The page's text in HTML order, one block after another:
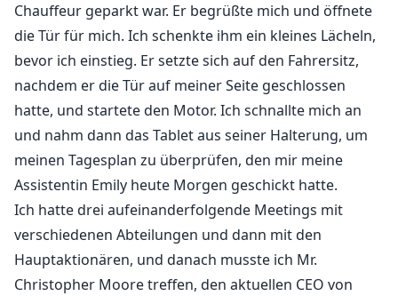
Chauffeur geparkt war. Er begrüßte mich und öffnete
die Tür für mich. Ich schenkte ihm ein kleines Lächeln,
bevor ich einstieg. Er setzte sich auf den Fahrersitz,
nachdem er die Tür auf meiner Seite geschlossen
hatte, und startete den Motor. Ich schnallte mich an
und nahm dann das Tablet aus seiner Halterung, um
meinen Tagesplan zu überprüfen, den mir meine
Assistentin Emily heute Morgen geschickt hatte.
Ich hatte drei aufeinanderfolgende Meetings mit
verschiedenen Abteilungen und dann mit den
Hauptaktionären, und danach musste ich Mr.
Christopher Moore treffen, den aktuellen CEO von